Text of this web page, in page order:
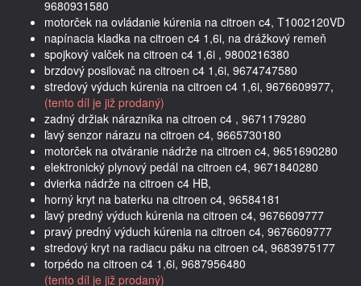
9680931580
motorček na ovládanie kúrenia na citroen c4, T1002120VD
napínacia kladka na citroen c4 1,6i, na drážkový remeň
spojkový valček na citroen c4 1,6i , 9800216380
brzdový posilovač na citroen c4 1,6i, 9674747580
stredový výduch kúrenia na citroen c4 1,6i, 9676609977,
(tento díl je již prodaný)
zadný držiak nárazníka na citroen c4 , 9671179280
ľavý senzor nárazu na citroen c4, 9665730180
motorček na otváranie nádrže na citroen c4, 9651690280
elektronický plynový pedál na citroen c4, 9671840280
dvierka nádrže na citroen c4 HB,
horný kryt na baterku na citroen c4, 96584181
ľavý predný výduch kúrenia na citroen c4, 9676609777
pravý predný výduch kúrenia na citroen c4, 9676609777
stredový kryt na radiacu páku na citroen c4, 9683975177
torpédo na citroen c4 1,6i, 9687956480
(tento díl je již prodaný)